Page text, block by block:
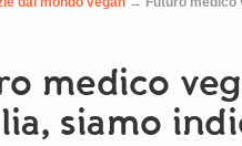
medico
siamo